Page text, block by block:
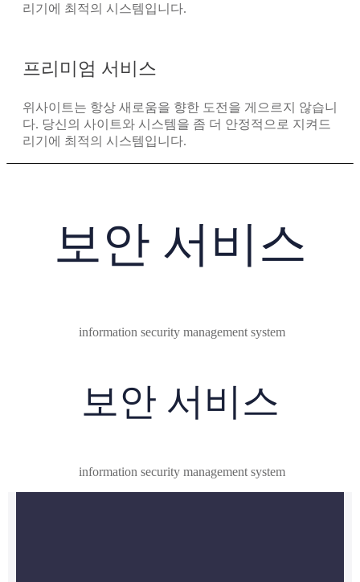
리기에 최적의 시스템입니다.
프리미엄 서비스
위사이트는 항상 새로움을 향한 도전을 게으르지 않습니
다. 당신의 사이트와 시스템을 좀 더 안정적으로 지켜드
리기에 최적의 시스템입니다.
보안 서비스
information security management system
보안 서비스
information security management system